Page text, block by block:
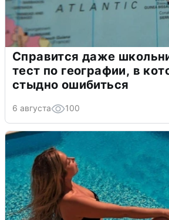
Справится даже
тест по географии, в
стыдно ошибиться
6 августа 100